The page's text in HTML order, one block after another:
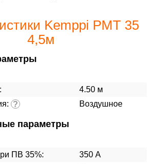
Kemppi РМТ 35
4,5м
4.50 м
? Воздушное
параметры
ПВ 35%:
350 А